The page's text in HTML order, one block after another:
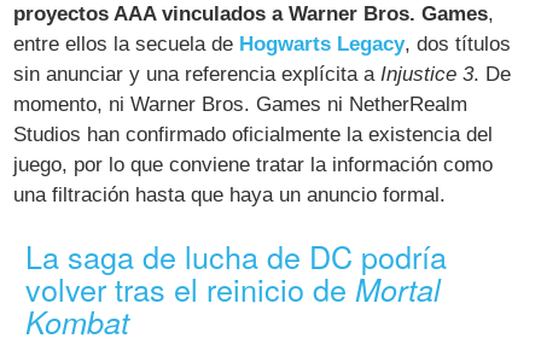
proyectos AAA vinculados a Warner Bros. Games,
entre ellos la secuela de Hogwarts Legacy, dos títulos
sin anunciar y una referencia explícita a Injustice 3. De
momento, ni Warner Bros. Games ni NetherRealm
Studios han confirmado oficialmente la existencia del
juego, por lo que conviene tratar la información como
una filtración hasta que haya un anuncio formal.
La saga de lucha de DC podría
volver tras el reinicio de Mortal
Kombat